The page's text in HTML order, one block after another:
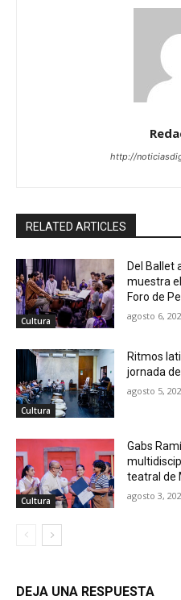
http://
RELATED ARTICLES
Cultura
Del Ballet
muestra
Foro de
agosto 6,
Cultura
Ritmos
jornada
agosto 5,
Cultura
Gabs
teatral de
agosto 3,
DEJA UNA RESPUESTA